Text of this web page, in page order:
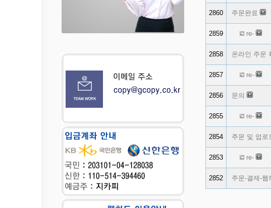
2860 주문완료
2859 re-
2858 온라인 주문
2857 re-
2856 문의
2855 re-
2854 주문 및 업로
2853 re-
2852 주문-결제-